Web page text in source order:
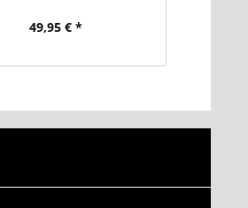
49,95 € *